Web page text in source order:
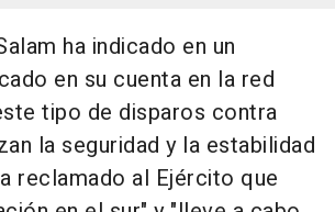
ha indicado en un
en su cuenta en la red
tipo de disparos contra
la seguridad y la estabilidad
reclamado al Ejército que